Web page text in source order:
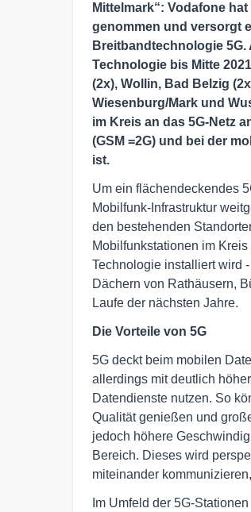
Mittelmark“: Vodafone
genommen und versorgt
Breitbandtechnologie 5G.
Technologie bis Mitte
(2x), Wollin, Bad Belzig
Wiesenburg/Mark und
im Kreis an das 5G-Netz
(GSM =2G) und bei der
ist.
Um ein flächendeckendes
Mobilfunk-Infrastruktur
den bestehenden
Mobilfunkstationen im
Technologie installiert wird
Dächern von Rathäusern,
Laufe der nächsten Jahre.
Die Vorteile von 5G
5G deckt beim mobilen
allerdings mit deutlich
Datendienste nutzen. So
Qualität genießen und
jedoch höhere
Bereich. Dieses wird
miteinander
Im Umfeld der 5G-